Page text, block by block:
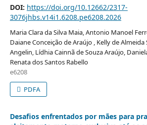
DOI: https://doi.org/10.12662/2317-
3076jhbs.v14i1.6208.pe6208.2026
Maria Clara da Silva Maia, Antonio Manoel
Daiane Conceição de Araújo , Kelly de Almeida
Angelin, Lídhia Cainnã de Souza Araújo,
Renata dos Santos Rabello
e6208
PDFA
Desafios enfrentados por mães para